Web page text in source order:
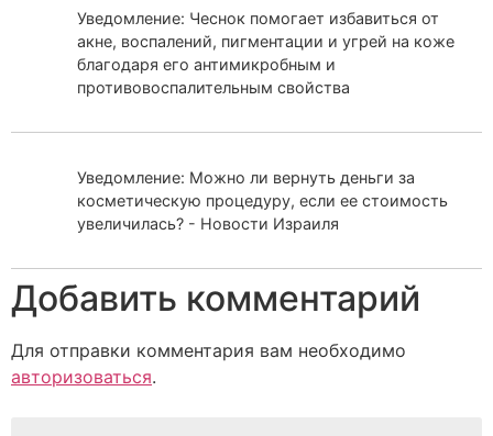
Уведомление: Чеснок помогает избавиться от
акне, воспалений, пигментации и угрей на коже
благодаря его антимикробным и
противовоспалительным свойства
Уведомление: Можно ли вернуть деньги за
косметическую процедуру, если ее стоимость
увеличилась? - Новости Израиля
Добавить комментарий
Для отправки комментария вам необходимо
авторизоваться.